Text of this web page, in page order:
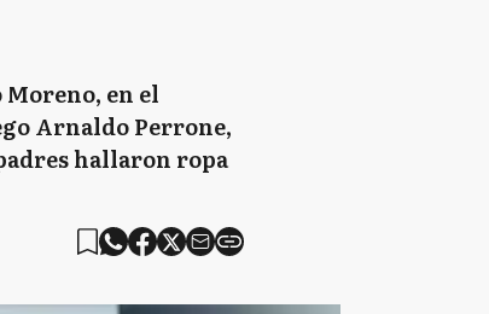
en el
Arnaldo Perrone,
hallaron ropa